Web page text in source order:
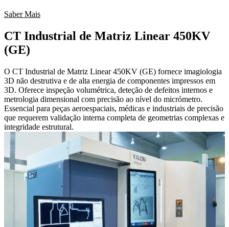
Saber Mais
CT Industrial de Matriz Linear 450KV
(GE)
O CT Industrial de Matriz Linear 450KV (GE) fornece imagiologia
3D não destrutiva e de alta energia de componentes impressos em
3D. Oferece inspeção volumétrica, deteção de defeitos internos e
metrologia dimensional com precisão ao nível do micrómetro.
Essencial para peças aeroespaciais, médicas e industriais de precisão
que requerem validação interna completa de geometrias complexas e
integridade estrutural.